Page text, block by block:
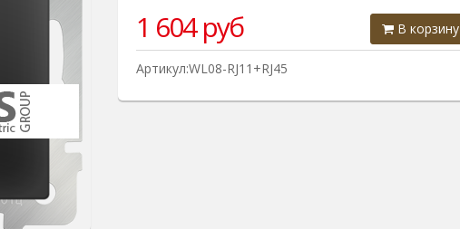
В корзину
1 604руб
Артикул:WL08-RJ11+RJ45